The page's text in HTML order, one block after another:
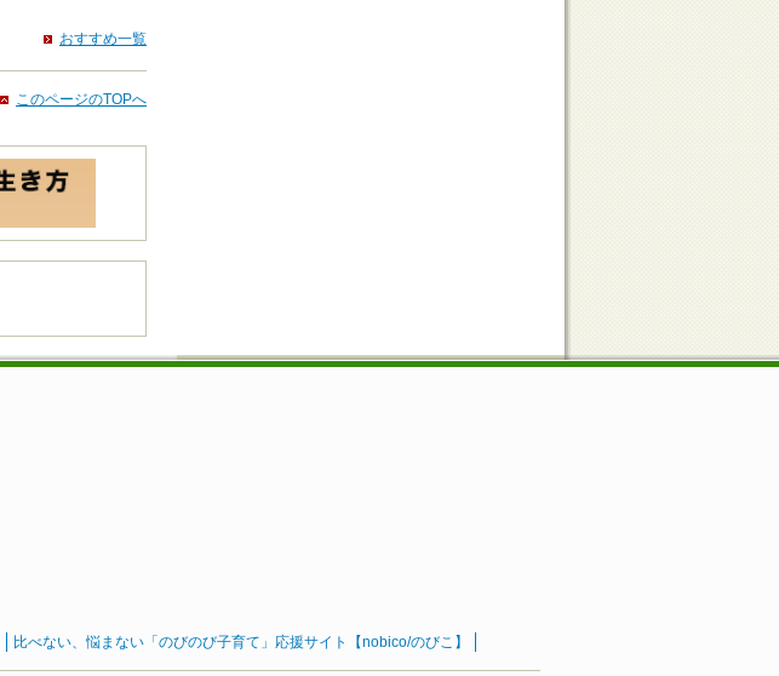
おすすめ一覧
このページのTOPへ
比べない、悩まない「のびのび子育て」応援サイト【nobico/のびこ】